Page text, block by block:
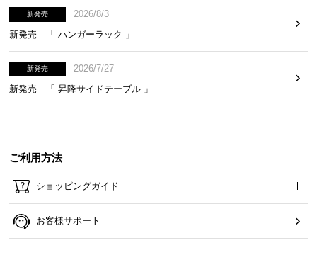
新発売
2026/8/3
新発売 「 ハンガーラック 」
新発売
2026/7/27
新発売 「 昇降サイドテーブル 」
ご利用方法
ショッピングガイド
お客様サポート